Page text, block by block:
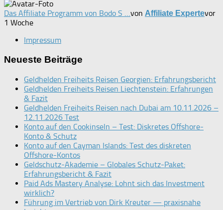
Das Affiliate Programm von Bodo S …von Affiliate Expertevor
1 Woche
Impressum
Neueste Beiträge
Geldhelden Freiheits Reisen Georgien: Erfahrungsbericht
Geldhelden Freiheits Reisen Liechtenstein: Erfahrungen
& Fazit
Geldhelden Freiheits Reisen nach Dubai am 10.11.2026 –
12.11.2026 Test
Konto auf den Cookinseln – Test: Diskretes Offshore-
Konto & Schutz
Konto auf den Cayman Islands: Test des diskreten
Offshore-Kontos
Geldschutz-Akademie – Globales Schutz-Paket:
Erfahrungsbericht & Fazit
Paid Ads Mastery Analyse: Lohnt sich das Investment
wirklich?
Führung im Vertrieb von Dirk Kreuter — praxisnahe